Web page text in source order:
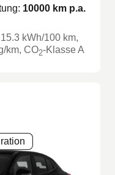
10000 km p.a.
15.3 kWh/100 km,
km, CO2-KlasseA